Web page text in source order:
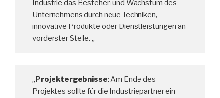
Industrie das Bestehen und Wachstum des
Unternehmens durch neue Techniken,
innovative Produkte oder Dienstleistungen an
vorderster Stelle. „
„ Projektergebnisse: Am Ende des
Projektes sollte für die Industriepartner ein